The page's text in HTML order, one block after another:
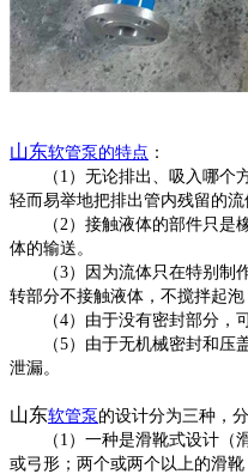
山东软管泵 的特点 ：
（ 1）无论排出、吸入哪个
轻而易举地把排出管内残留的流
（2）接触液体的部件只是
体的输送。
（3）因为流体只在特别制
转部分不接触液体，不搅拌起泡
（4）由于没有密封部分，
（5）由于无机械密封和压
泄漏。
山东软管泵 的设计分为三种，分
（ 1）一种是滑靴式设计（
或弓形；两个或两个以上的滑